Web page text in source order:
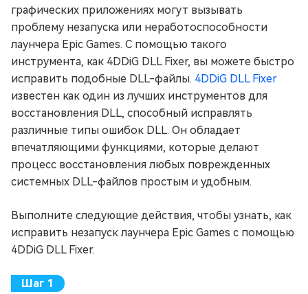
графических приложениях могут вызывать
проблему незапуска или неработоспособности
лаунчера Epic Games. С помощью такого
инструмента, как 4DDiG DLL Fixer, вы можете быстро
исправить подобные DLL-файлы. 4DDiG DLL Fixer
известен как один из лучших инструментов для
восстановления DLL, способный исправлять
различные типы ошибок DLL. Он обладает
впечатляющими функциями, которые делают
процесс восстановления любых поврежденных
системных DLL-файлов простым и удобным.
Выполните следующие действия, чтобы узнать, как
исправить незапуск лаунчера Epic Games с помощью
4DDiG DLL Fixer.